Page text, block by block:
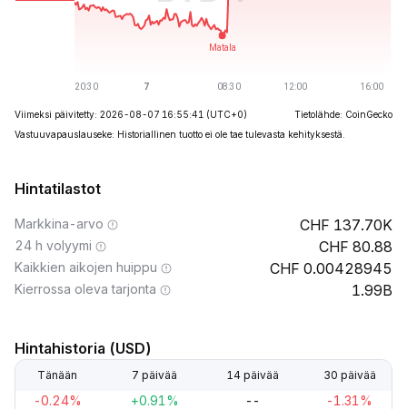
Viimeksi päivitetty: 2026-08-07 16:55:41 (UTC+0)
Tietolähde: CoinGecko
Vastuuvapauslauseke: Historiallinen tuotto ei ole tae tulevasta kehityksestä.
Hintatilastot
Markkina-arvo 137.70K
24 h volyymi 80.88
Kaikkien aikojen huippu 0.00428945
Kierrossa oleva tarjonta 1.99B
Hintahistoria (USD)
Tänään 7 päivää 14 päivää 30 päivää
-0.24% +0.91% -- -1.31%